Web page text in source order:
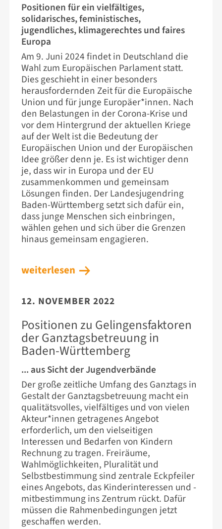
Positionen für ein vielfältiges,
solidarisches, feministisches,
jugendliches, klimagerechtes und faires
Europa
Am 9. Juni 2024 findet in Deutschland die
Wahl zum Europäischen Parlament statt.
Dies geschieht in einer besonders
herausfordernden Zeit für die Europäische
Union und für junge Europäer*innen. Nach
den Belastungen in der Corona-Krise und
vor dem Hintergrund der aktuellen Kriege
auf der Welt ist die Bedeutung der
Europäischen Union und der Europäischen
Idee größer denn je. Es ist wichtiger denn
je, dass wir in Europa und der EU
zusammenkommen und gemeinsam
Lösungen finden. Der Landesjugendring
Baden-Württemberg setzt sich dafür ein,
dass junge Menschen sich einbringen,
wählen gehen und sich über die Grenzen
hinaus gemeinsam engagieren.
weiterlesen
12. NOVEMBER 2022
Positionen zu Gelingensfaktoren
der Ganztagsbetreuung in
Baden-Württemberg
... aus Sicht der Jugendverbände
Der große zeitliche Umfang des Ganztags in
Gestalt der Ganztagsbetreuung macht ein
qualitätsvolles, vielfältiges und von vielen
Akteur*innen getragenes Angebot
erforderlich, um den vielseitigen
Interessen und Bedarfen von Kindern
Rechnung zu tragen. Freiräume,
Wahlmöglichkeiten, Pluralität und
Selbstbestimmung sind zentrale Eckpfeiler
eines Angebots, das Kinderinteressen und -
mitbestimmung ins Zentrum rückt. Dafür
müssen die Rahmenbedingungen jetzt
geschaffen werden.